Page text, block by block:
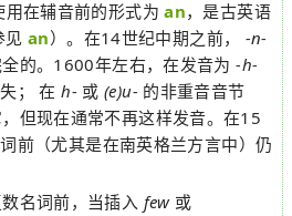
用在辅音前的形式为an，是古英语
见 an）。在14世纪中期之前， -n-
的。1600年左右，在发音为-h-
； 在h- 或 (e)u- 的非重音音节
但现在通常不再这样发音。在15
前（尤其是在南英格兰方言中）仍
名词前，当插入 few或